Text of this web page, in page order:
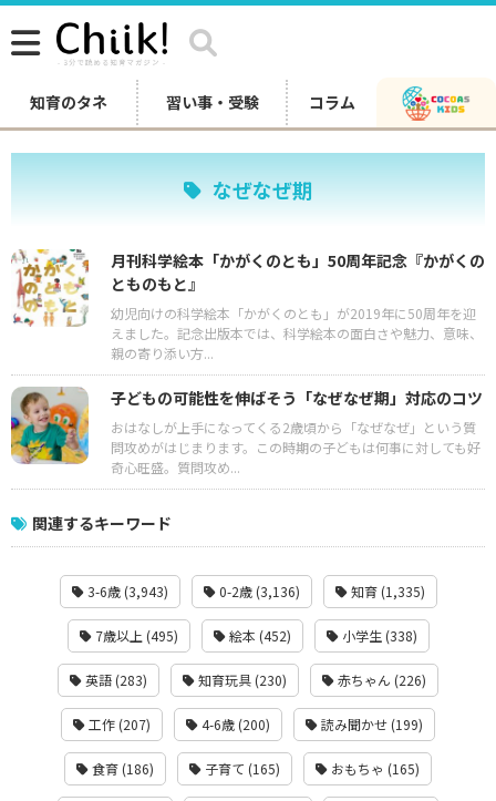
知育のタネ 習い事・受験 コラム
なぜなぜ期
月刊科学絵本「かがくのとも」50周年記念『かがくの
とものもと』
幼児向けの科学絵本「かがくのとも」が2019年に50周年を迎
えました。記念出版本では、科学絵本の面白さや魅力、意味、
親の寄り添い方...
子どもの可能性を伸ばそう「なぜなぜ期」対応のコツ
おはなしが上手になってくる2歳頃から「なぜなぜ」という質
問攻めがはじまります。この時期の子どもは何事に対しても好
奇心旺盛。質問攻め...
関連するキーワード
3-6歳 (3,943) 0-2歳 (3,136) 知育 (1,335)
7歳以上 (495) 絵本 (452) 小学生 (338)
英語 (283) 知育玩具 (230) 赤ちゃん (226)
工作 (207) 4-6歳 (200) 読み聞かせ (199)
食育 (186) 子育て (165) おもちゃ (165)